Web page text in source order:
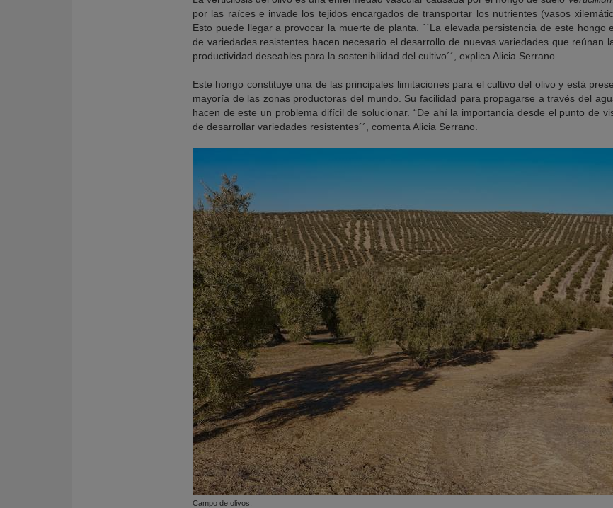
por las raíces e invade los tejidos encargados de transportar los nutrientes (vasos
Esto puede llegar a provocar la muerte de planta. ´´La elevada persistencia de este hongo
de variedades resistentes hacen necesario el desarrollo de nuevas variedades que reúnan
productividad deseables para la sostenibilidad del cultivo´´, explica Alicia Serrano.
Este hongo constituye una de las principales limitaciones para el cultivo del olivo y está
mayoría de las zonas productoras del mundo. Su facilidad para propagarse a través del
hacen de este un problema difícil de solucionar. “De ahí la importancia desde el punto de
de desarrollar variedades resistentes´´, comenta Alicia Serrano.
Campo de olivos.